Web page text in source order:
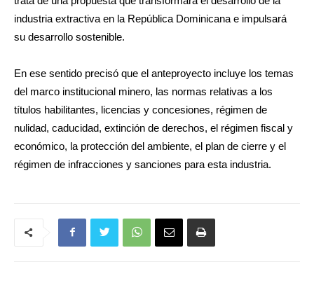
industria extractiva en la República Dominicana e impulsará
su desarrollo sostenible.
En ese sentido precisó que el anteproyecto incluye los temas
del marco institucional minero, las normas relativas a los
títulos habilitantes, licencias y concesiones, régimen de
nulidad, caducidad, extinción de derechos, el régimen fiscal y
económico, la protección del ambiente, el plan de cierre y el
régimen de infracciones y sanciones para esta industria.